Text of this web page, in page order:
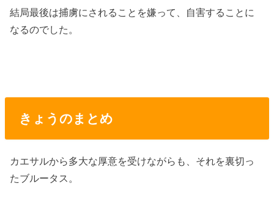
結局最後は捕虜にされることを嫌って、自害することに
なるのでした。
きょうのまとめ
カエサルから多大な厚意を受けながらも、それを裏切っ
たブルータス。